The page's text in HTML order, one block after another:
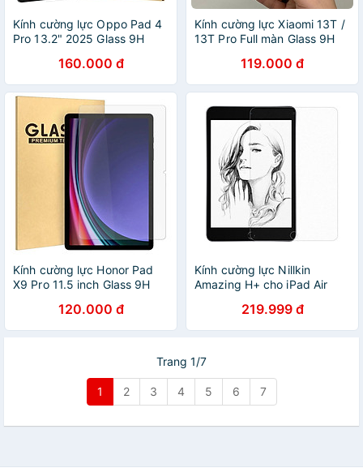
Kính cường lực Oppo Pad 4
Pro 13.2" 2025 Glass 9H
160.000 đ
Kính cường lực Xiaomi 13T /
13T Pro Full màn Glass 9H
119.000 đ
Kính cường lực Honor Pad
X9 Pro 11.5 inch Glass 9H
120.000 đ
Kính cường lực Nillkin
Amazing H+ cho iPad Air
219.999 đ
Trang 1/7
1 2 3 4 5 6 7